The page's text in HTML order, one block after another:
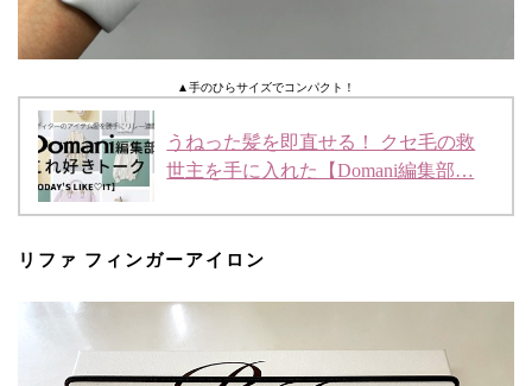
▲手のひらサイズでコンパクト！
うねった髪を即直せる！ クセ毛の救
世主を手に入れた【Domani編集部…
リファ フィンガーアイロン